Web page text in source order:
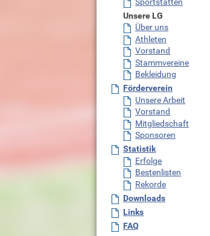
Unsere LG
Über uns
Athleten
Vorstand
Stammvereine
Bekleidung
Förderverein
Unsere Arbeit
Vorstand
Mitgliedschaft
Sponsoren
Statistik
Erfolge
Bestenlisten
Rekorde
Downloads
Links
FAQ